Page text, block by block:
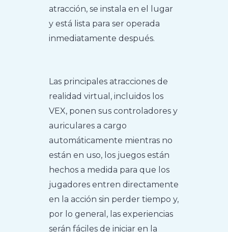
atracción, se instala en el lugar
y está lista para ser operada
inmediatamente después.
Las principales atracciones de
realidad virtual, incluidos los
VEX, ponen sus controladores y
auriculares a cargo
automáticamente mientras no
están en uso, los juegos están
hechos a medida para que los
jugadores entren directamente
en la acción sin perder tiempo y,
por lo general, las experiencias
serán fáciles de iniciar en la